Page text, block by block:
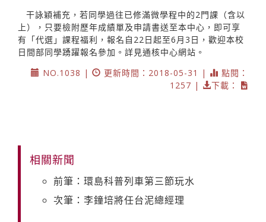
干詠穎補充，若同學過往已修滿微學程中的2門課（含以
上），只要檢附歷年成績單及申請書送至本中心，即可享
有「代選」課程福利，報名自22日起至6月3日，歡迎本校
日間部同學踴躍報名參加。詳見通核中心網站。
NO.1038 |
更新時間：2018-05-31 |
點閱：
1257 |
下載：
相關新聞
前筆：環島科普列車第三節玩水
次筆：李鐘培將任台泥總經理